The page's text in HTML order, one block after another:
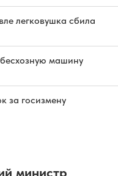
легковушка сбила
машину
за госизмену
министр